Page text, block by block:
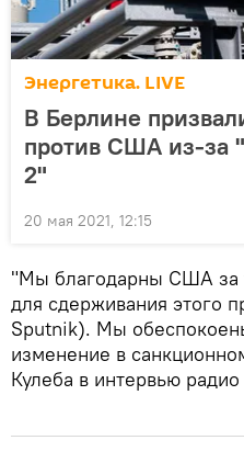
Энергетика. LIVE
В Берлине
против США из-за
2"
20 мая 2021, 12:15
"Мы благодарны США за
для сдерживания этого
Sputnik). Мы
изменение в
Кулеба в интервью